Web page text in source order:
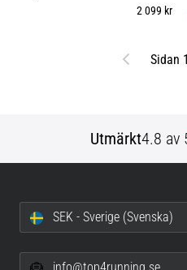
2 099 kr
Föregående
Sidan
Utmärkt4.8 av
SEK - Sverige (Svenska)